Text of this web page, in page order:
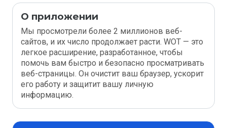
О приложении
Мы просмотрели более 2 миллионов веб-
сайтов, и их число продолжает расти. WOT — это
легкое расширение, разработанное, чтобы
помочь вам быстро и безопасно просматривать
веб-страницы. Он очистит ваш браузер, ускорит
его работу и защитит вашу личную
информацию.